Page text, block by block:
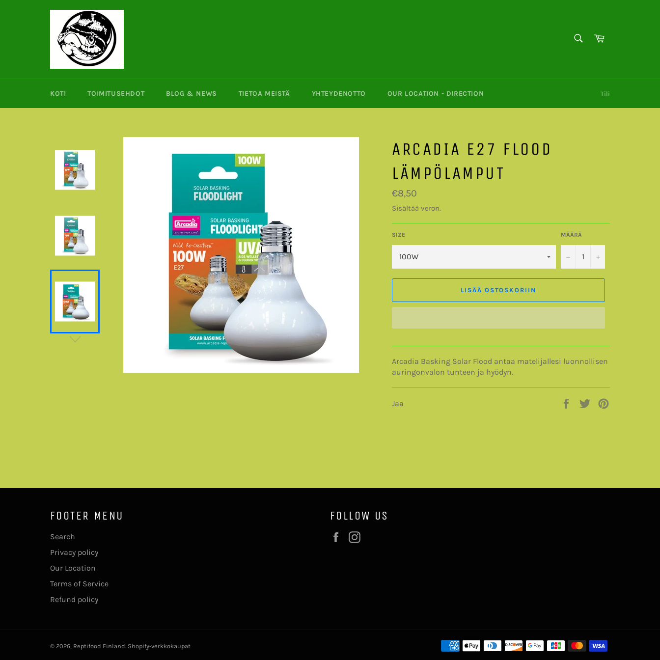
Ostoskori
KOTI TOIMITUSEHDOT BLOG & NEWS TIETOA MEISTÄ YHTEYDENOTTO OUR LOCATION - DIRECTION Tili
ARCADIA E27 FLOOD
LÄMPÖLAMPUT
Normaalihinta
€8,50
Sisältää veron.
SIZE MÄÄRÄ
− +
LISÄÄ OSTOSKORIIN
Arcadia Basking Solar Flood antaa matelijallesi luonnollisen
auringonvalon tunteen ja hyödyn.
Jaa
Jaa
Twiittaa
FOOTER MENU
Search
Privacy policy
Our Location
Terms of Service
Refund policy
FOLLOW US
Facebook
© 2026, Reptifood Finland . Shopify-verkkokaupat